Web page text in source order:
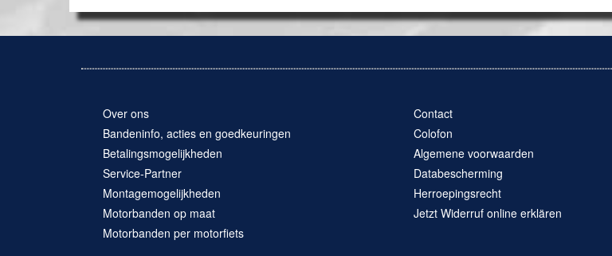
Over ons
Bandeninfo, acties en goedkeuringen
Betalingsmogelijkheden
Service-Partner
Montagemogelijkheden
Motorbanden op maat
Motorbanden per motorfiets
Contact
Colofon
Algemene voorwaarden
Databescherming
Herroepingsrecht
Jetzt Widerruf online erklären